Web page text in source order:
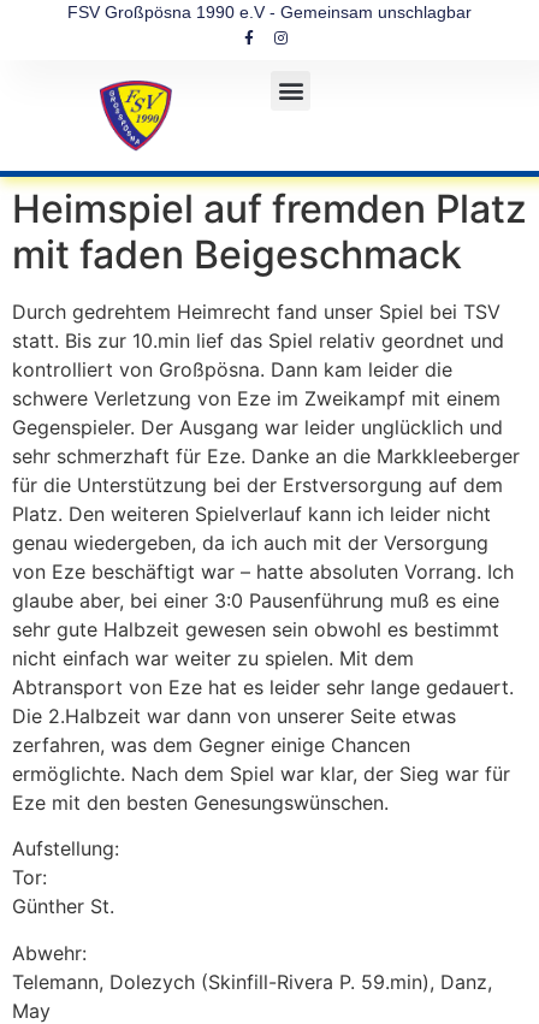
FSV Großpösna 1990 e.V - Gemeinsam unschlagbar
Heimspiel auf fremden Platz
mit faden Beigeschmack
Durch gedrehtem Heimrecht fand unser Spiel bei TSV
statt. Bis zur 10.min lief das Spiel relativ geordnet und
kontrolliert von Großpösna. Dann kam leider die
schwere Verletzung von Eze im Zweikampf mit einem
Gegenspieler. Der Ausgang war leider unglücklich und
sehr schmerzhaft für Eze. Danke an die Markkleeberger
für die Unterstützung bei der Erstversorgung auf dem
Platz. Den weiteren Spielverlauf kann ich leider nicht
genau wiedergeben, da ich auch mit der Versorgung
von Eze beschäftigt war – hatte absoluten Vorrang. Ich
glaube aber, bei einer 3:0 Pausenführung muß es eine
sehr gute Halbzeit gewesen sein obwohl es bestimmt
nicht einfach war weiter zu spielen. Mit dem
Abtransport von Eze hat es leider sehr lange gedauert.
Die 2.Halbzeit war dann von unserer Seite etwas
zerfahren, was dem Gegner einige Chancen
ermöglichte. Nach dem Spiel war klar, der Sieg war für
Eze mit den besten Genesungswünschen.
Aufstellung:
Tor:
Günther St.
Abwehr:
Telemann, Dolezych (Skinfill-Rivera P. 59.min), Danz,
May